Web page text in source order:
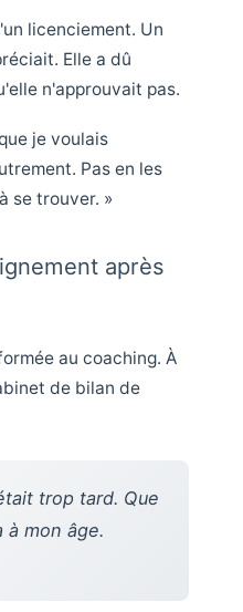
licenciement. Un
Elle a dû
n'approuvait pas.
je voulais
Pas en les
se trouver. »
après
au coaching. À
de bilan de
trop tard. Que
mon âge.